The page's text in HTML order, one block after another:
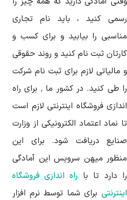
کنید ، باید نام تجاری
را بیابید و برای کسب و
ثبت نام کنید و روند حقوقی
مالیاتی لازم برای ثبت نام شرکت
را طی کنید. در کشور ما ٬ برای راه
فروشگاه اینترنتی لازم است
نماد اعتماد الکترونیکی از وزارت
دریافت شود. برای این
میهن سرویس این آمادگی
دارد تا با راه اندازی فروشگاه
برای شما توسط نرم افزار